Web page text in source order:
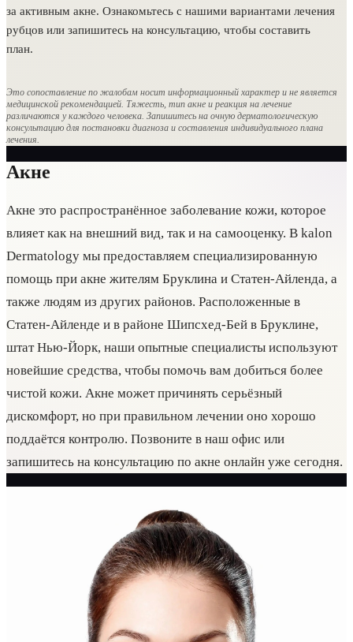
за активным акне. Ознакомьтесь с нашими вариантами лечения
рубцов или запишитесь на консультацию, чтобы составить
план.
Это сопоставление по жалобам носит информационный характер и не является
медицинской рекомендацией. Тяжесть, тип акне и реакция на лечение
различаются у каждого человека. Запишитесь на очную дерматологическую
консультацию для постановки диагноза и составления индивидуального плана
лечения.
Акне
Акне это распространённое заболевание кожи, которое
влияет как на внешний вид, так и на самооценку. В kalon
Dermatology мы предоставляем специализированную
помощь при акне жителям Бруклина и Статен-Айленда, а
также людям из других районов. Расположенные в
Статен-Айленде и в районе Шипсхед-Бей в Бруклине,
штат Нью-Йорк, наши опытные специалисты используют
новейшие средства, чтобы помочь вам добиться более
чистой кожи. Акне может причинять серьёзный
дискомфорт, но при правильном лечении оно хорошо
поддаётся контролю. Позвоните в наш офис или
запишитесь на консультацию по акне онлайн уже сегодня.